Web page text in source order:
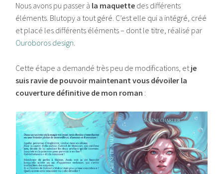
Nous avons pu passer à la maquette des différents
éléments. Blutopy a tout géré. C’est elle qui a intégré, créé
et placé les différents éléments – dont le titre, réalisé par
Ouroboros design.
Cette étape a demandé très peu de modifications, et je
suis ravie de pouvoir maintenant vous dévoiler la
couverture définitive de mon roman :